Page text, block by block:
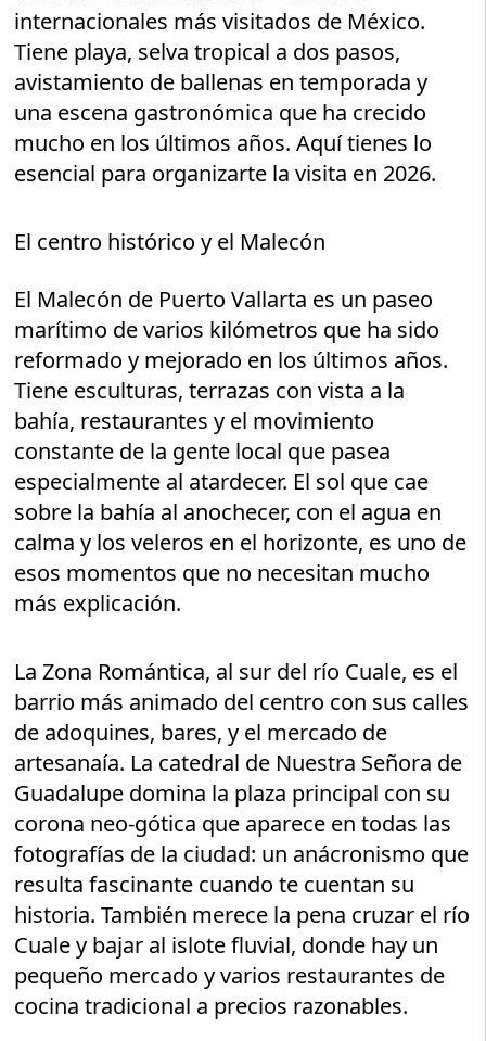
internacionales más visitados de México.
Tiene playa, selva tropical a dos pasos,
avistamiento de ballenas en temporada y
una escena gastronómica que ha crecido
mucho en los últimos años. Aquí tienes lo
esencial para organizarte la visita en 2026.
El centro histórico y el Malecón
El Malecón de Puerto Vallarta es un paseo
marítimo de varios kilómetros que ha sido
reformado y mejorado en los últimos años.
Tiene esculturas, terrazas con vista a la
bahía, restaurantes y el movimiento
constante de la gente local que pasea
especialmente al atardecer. El sol que cae
sobre la bahía al anochecer, con el agua en
calma y los veleros en el horizonte, es uno de
esos momentos que no necesitan mucho
más explicación.
La Zona Romántica, al sur del río Cuale, es el
barrio más animado del centro con sus calles
de adoquines, bares, y el mercado de
artesanaía. La catedral de Nuestra Señora de
Guadalupe domina la plaza principal con su
corona neo-gótica que aparece en todas las
fotografías de la ciudad: un anácronismo que
resulta fascinante cuando te cuentan su
historia. También merece la pena cruzar el río
Cuale y bajar al islote fluvial, donde hay un
pequeño mercado y varios restaurantes de
cocina tradicional a precios razonables.